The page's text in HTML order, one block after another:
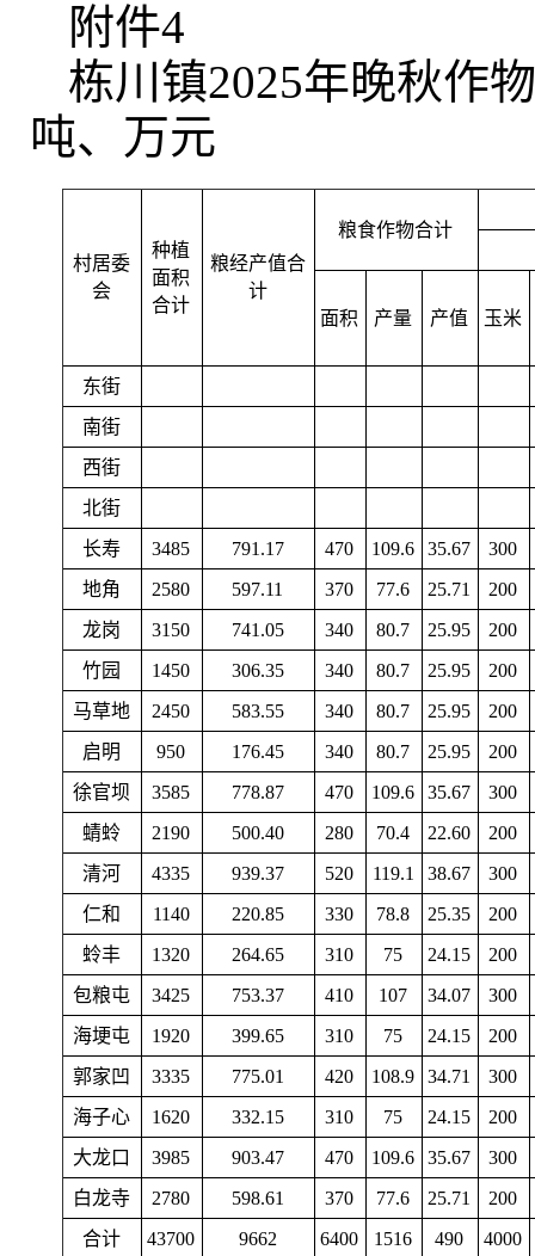
附件4
栋川镇2025年晚秋作
吨、万元
村居委
会
种植
面积
合计
粮经产值合
计
粮食作物合计
面积 产量 产值 玉米
东街
南街
西街
北街
长寿
3485 791.17 470 109.6 35.67
300
地角
2580 597.11 370 77.6 25.71
200
龙岗
3150 741.05 340 80.7 25.95
200
竹园
1450 306.35 340 80.7 25.95
200
马草地
2450 583.55 340 80.7 25.95
200
启明
950 176.45 340 80.7 25.95
200
徐官坝
3585 778.87 470 109.6 35.67
300
蜻蛉
2190 500.40 280 70.4 22.60
200
清河
4335 939.37 520 119.1 38.67
300
仁和
1140 220.85 330 78.8 25.35
200
蛉丰
1320 264.65 310 75 24.15
200
包粮屯
3425 753.37 410 107 34.07
300
海埂屯
1920 399.65 310 75 24.15
200
郭家凹
3335 775.01 420 108.9 34.71
300
海子心
1620 332.15 310 75 24.15
200
大龙口
3985 903.47 470 109.6 35.67
300
白龙寺
2780 598.61 370 77.6 25.71
200
合计
43700 9662 6400 1516 490 4000